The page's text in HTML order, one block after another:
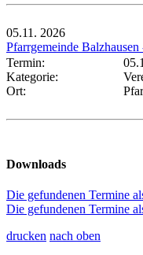
05.11. 2026
Pfarrgemeinde
Termin:
Kategorie:
Ort:
Downloads
Die gefundenen Termine
Die gefundenen Termine
drucken nach oben